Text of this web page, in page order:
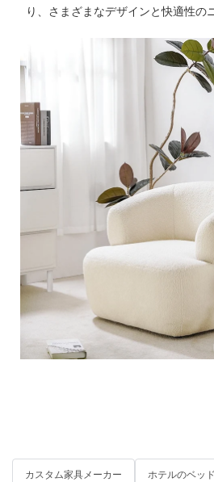
り、さまざまなデザインと快適性の
カスタム家具メーカー ホテルのベッ